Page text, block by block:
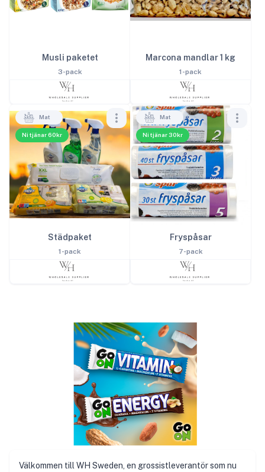
Musli paketet
3-pack
Marcona mandlar 1 kg
1-pack
Ni tjänar 60kr
Mat
Städpaket
1-pack
Ni tjänar 30kr
Mat
Fryspåsar
7-pack
Välkommen till WH Sweden, en grossistleverantör som nu